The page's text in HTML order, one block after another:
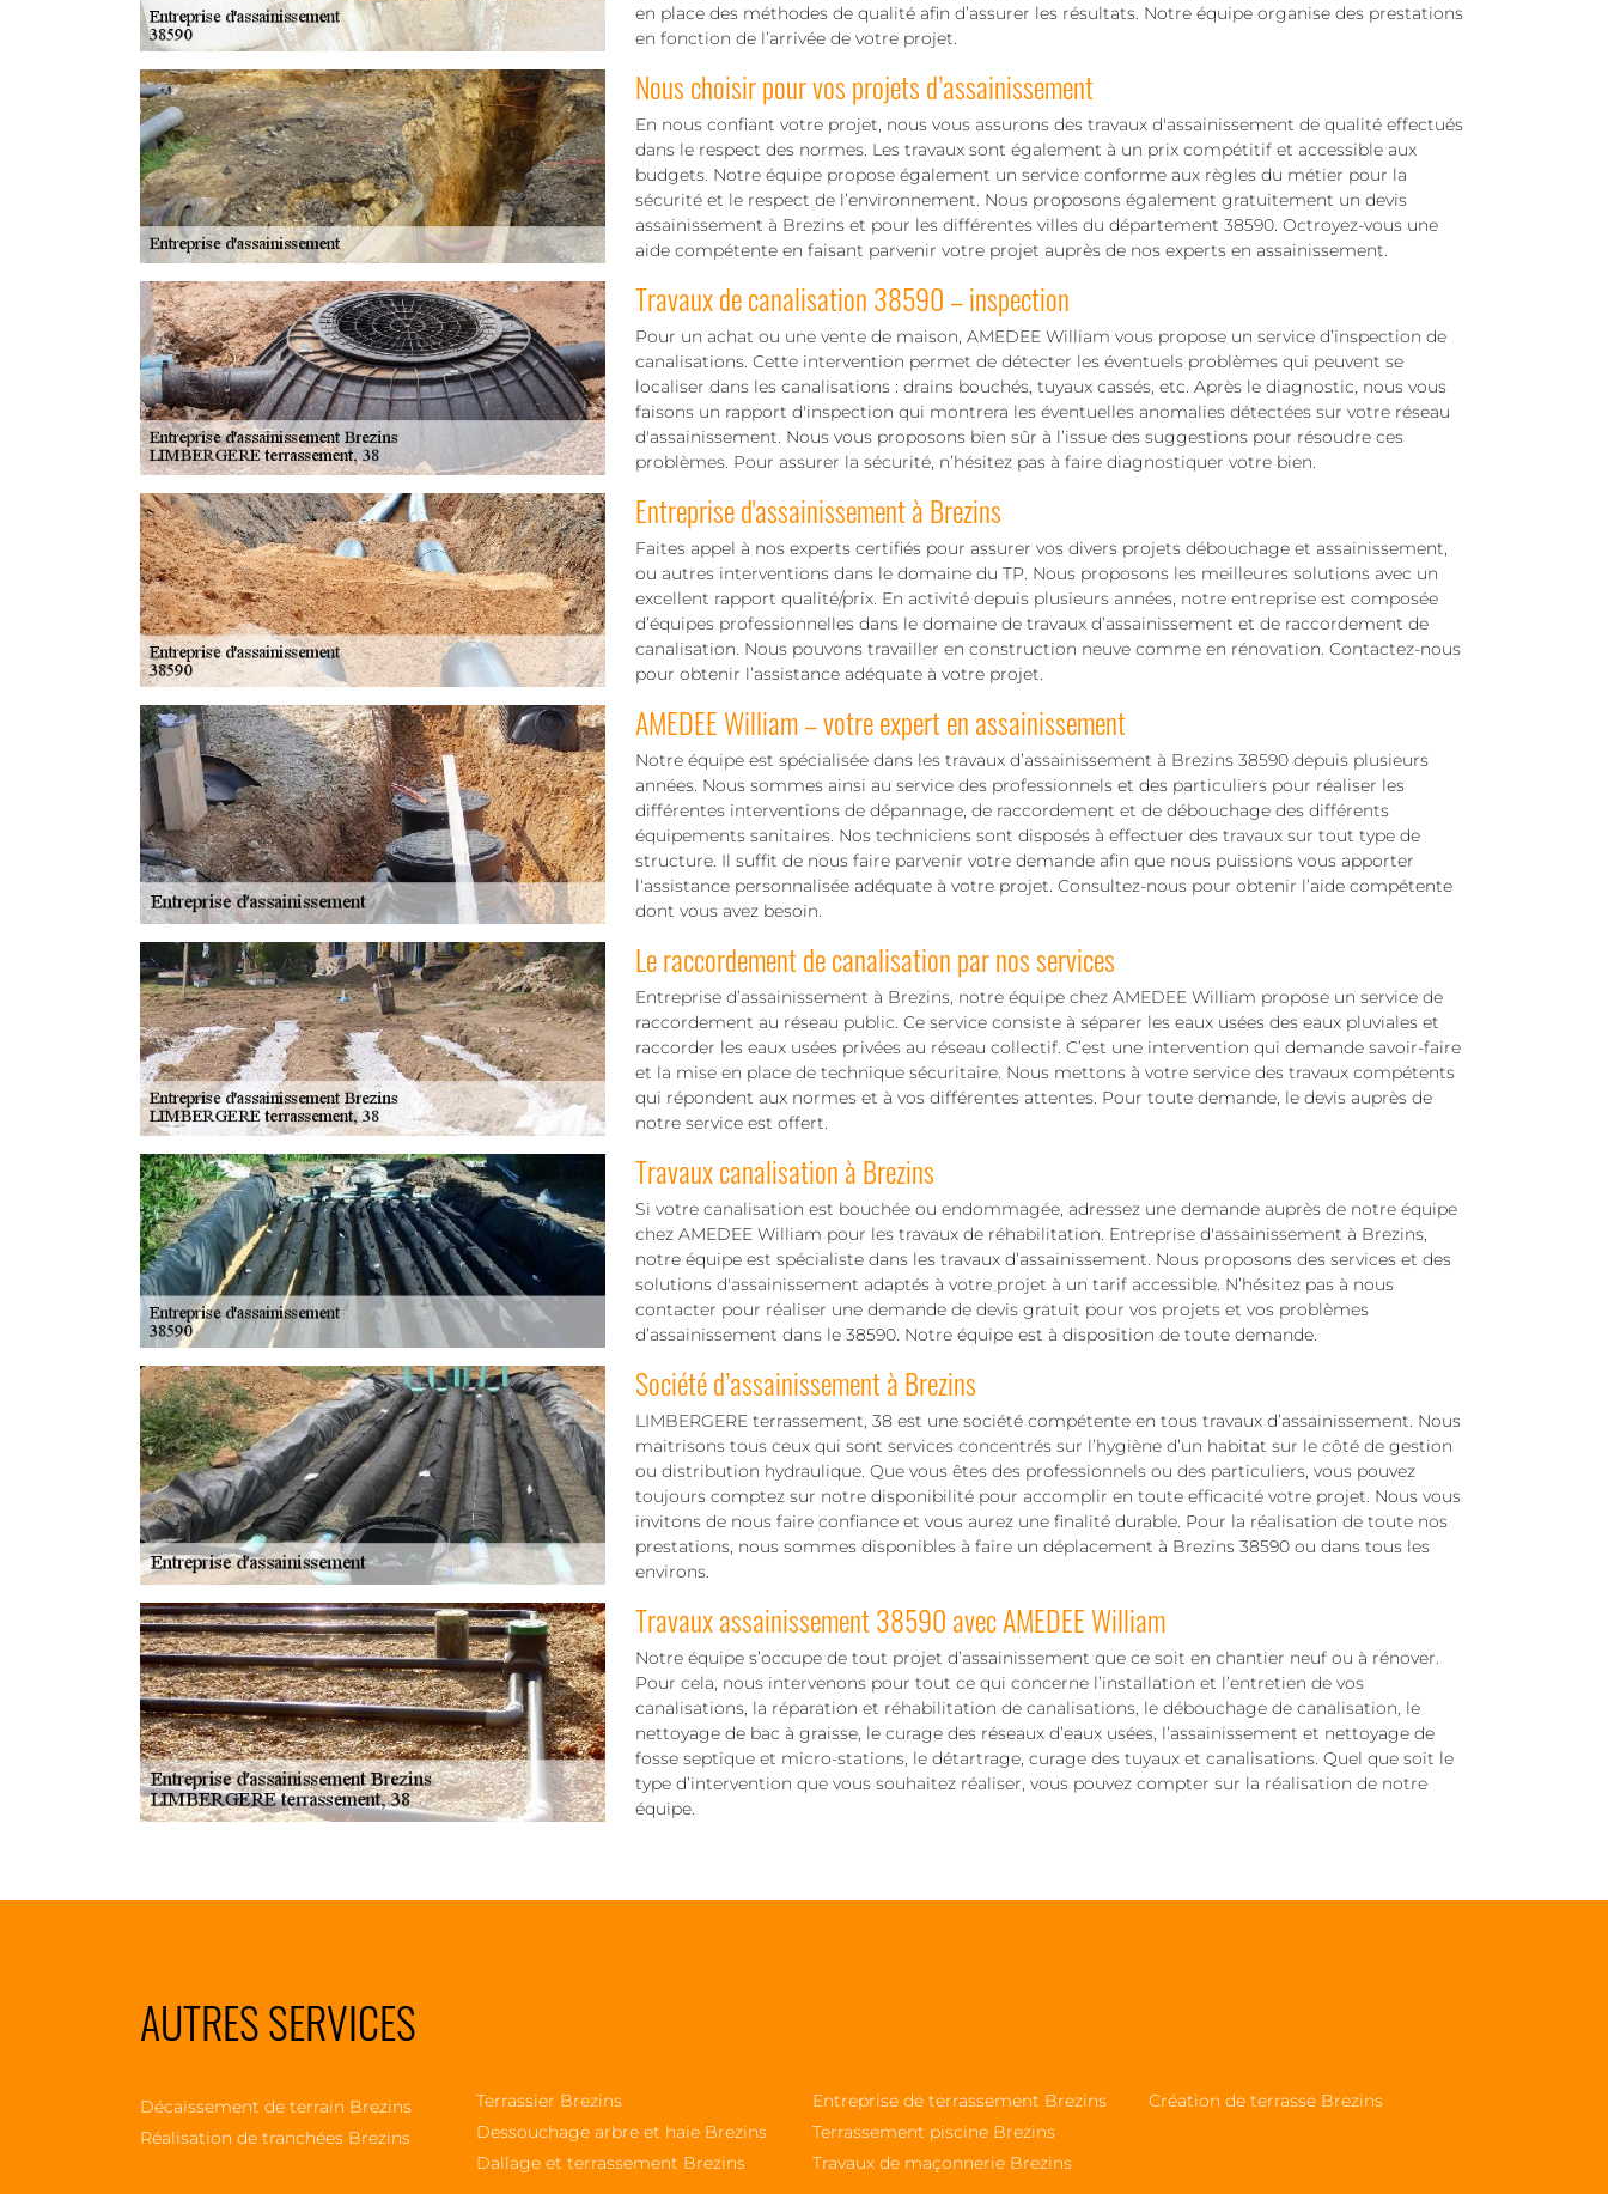
en place des méthodes de qualité afin d’assurer les résultats. Notre équipe organise des prestations
en fonction de l’arrivée de votre projet.
Nous choisir pour vos projets d’assainissement
En nous confiant votre projet, nous vous assurons des travaux d'assainissement de qualité effectués
dans le respect des normes. Les travaux sont également à un prix compétitif et accessible aux
budgets. Notre équipe propose également un service conforme aux règles du métier pour la
sécurité et le respect de l’environnement. Nous proposons également gratuitement un devis
assainissement à Brezins et pour les différentes villes du département 38590. Octroyez-vous une
aide compétente en faisant parvenir votre projet auprès de nos experts en assainissement.
Travaux de canalisation 38590 – inspection
Pour un achat ou une vente de maison, AMEDEE William vous propose un service d’inspection de
canalisations. Cette intervention permet de détecter les éventuels problèmes qui peuvent se
localiser dans les canalisations : drains bouchés, tuyaux cassés, etc. Après le diagnostic, nous vous
faisons un rapport d'inspection qui montrera les éventuelles anomalies détectées sur votre réseau
d'assainissement. Nous vous proposons bien sûr à l’issue des suggestions pour résoudre ces
problèmes. Pour assurer la sécurité, n’hésitez pas à faire diagnostiquer votre bien.
Entreprise d'assainissement à Brezins
Faites appel à nos experts certifiés pour assurer vos divers projets débouchage et assainissement,
ou autres interventions dans le domaine du TP. Nous proposons les meilleures solutions avec un
excellent rapport qualité/prix. En activité depuis plusieurs années, notre entreprise est composée
d’équipes professionnelles dans le domaine de travaux d’assainissement et de raccordement de
canalisation. Nous pouvons travailler en construction neuve comme en rénovation. Contactez-nous
pour obtenir l’assistance adéquate à votre projet.
AMEDEE William – votre expert en assainissement
Notre équipe est spécialisée dans les travaux d’assainissement à Brezins 38590 depuis plusieurs
années. Nous sommes ainsi au service des professionnels et des particuliers pour réaliser les
différentes interventions de dépannage, de raccordement et de débouchage des différents
équipements sanitaires. Nos techniciens sont disposés à effectuer des travaux sur tout type de
structure. Il suffit de nous faire parvenir votre demande afin que nous puissions vous apporter
l‘assistance personnalisée adéquate à votre projet. Consultez-nous pour obtenir l’aide compétente
dont vous avez besoin.
Le raccordement de canalisation par nos services
Entreprise d’assainissement à Brezins, notre équipe chez AMEDEE William propose un service de
raccordement au réseau public. Ce service consiste à séparer les eaux usées des eaux pluviales et
raccorder les eaux usées privées au réseau collectif. C’est une intervention qui demande savoir-faire
et la mise en place de technique sécuritaire. Nous mettons à votre service des travaux compétents
qui répondent aux normes et à vos différentes attentes. Pour toute demande, le devis auprès de
notre service est offert.
Travaux canalisation à Brezins
Si votre canalisation est bouchée ou endommagée, adressez une demande auprès de notre équipe
chez AMEDEE William pour les travaux de réhabilitation. Entreprise d'assainissement à Brezins,
notre équipe est spécialiste dans les travaux d’assainissement. Nous proposons des services et des
solutions d'assainissement adaptés à votre projet à un tarif accessible. N’hésitez pas à nous
contacter pour réaliser une demande de devis gratuit pour vos projets et vos problèmes
d’assainissement dans le 38590. Notre équipe est à disposition de toute demande.
Société d’assainissement à Brezins
LIMBERGERE terrassement, 38 est une société compétente en tous travaux d’assainissement. Nous
maitrisons tous ceux qui sont services concentrés sur l’hygiène d’un habitat sur le côté de gestion
ou distribution hydraulique. Que vous êtes des professionnels ou des particuliers, vous pouvez
toujours comptez sur notre disponibilité pour accomplir en toute efficacité votre projet. Nous vous
invitons de nous faire confiance et vous aurez une finalité durable. Pour la réalisation de toute nos
prestations, nous sommes disponibles à faire un déplacement à Brezins 38590 ou dans tous les
environs.
Travaux assainissement 38590 avec AMEDEE William
Notre équipe s’occupe de tout projet d’assainissement que ce soit en chantier neuf ou à rénover.
Pour cela, nous intervenons pour tout ce qui concerne l’installation et l’entretien de vos
canalisations, la réparation et réhabilitation de canalisations, le débouchage de canalisation, le
nettoyage de bac à graisse, le curage des réseaux d’eaux usées, l’assainissement et nettoyage de
fosse septique et micro-stations, le détartrage, curage des tuyaux et canalisations. Quel que soit le
type d’intervention que vous souhaitez réaliser, vous pouvez compter sur la réalisation de notre
équipe.
AUTRES SERVICES
Décaissement de terrain Brezins
Réalisation de tranchées Brezins
Terrassier Brezins
Dessouchage arbre et haie Brezins
Dallage et terrassement Brezins
Entreprise de terrassement Brezins
Terrassement piscine Brezins
Travaux de maçonnerie Brezins
Création de terrasse Brezins